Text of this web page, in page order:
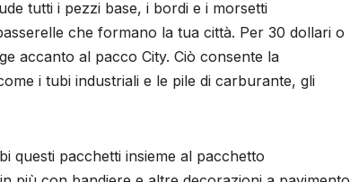
tutti i pezzi base, i bordi e i morsetti
che formano la tua città. Per 30 dollari o
accanto al pacco City. Ciò consente la
i tubi industriali e le pile di carburante, gli
questi pacchetti insieme al pacchetto